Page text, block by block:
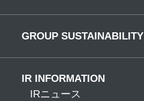
GROUP SUSTAINABILITY
IR INFORMATION
IRニュース